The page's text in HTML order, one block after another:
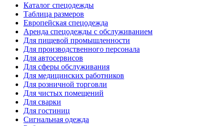
Каталог спецодежды
Таблица размеров
Европейская спецодежда
Аренда спецодежды с обслуживанием
Для пищевой промышленности
Для производственного персонала
Для автосервисов
Для сферы обслуживания
Для медицинских работников
Для розничной торговли
Для чистых помещений
Для сварки
Для гостиниц
Сигнальная одежда